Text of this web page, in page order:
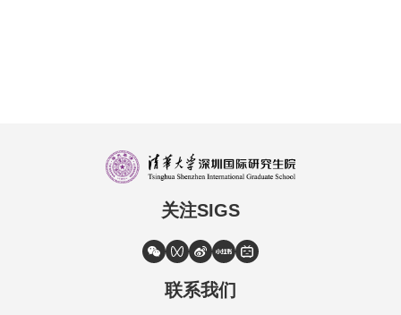
关注SIGS
联系我们